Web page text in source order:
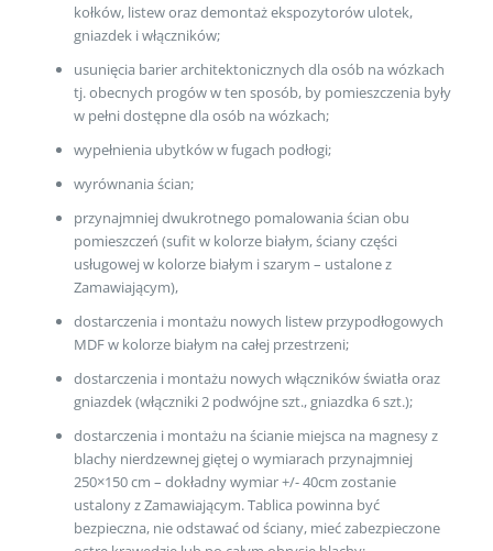
kołków, listew oraz demontaż ekspozytorów ulotek,
gniazdek i włączników;
usunięcia barier architektonicznych dla osób na wózkach
tj. obecnych progów w ten sposób, by pomieszczenia były
w pełni dostępne dla osób na wózkach;
wypełnienia ubytków w fugach podłogi;
wyrównania ścian;
przynajmniej dwukrotnego pomalowania ścian obu
pomieszczeń (sufit w kolorze białym, ściany części
usługowej w kolorze białym i szarym – ustalone z
Zamawiającym),
dostarczenia i montażu nowych listew przypodłogowych
MDF w kolorze białym na całej przestrzeni;
dostarczenia i montażu nowych włączników światła oraz
gniazdek (włączniki 2 podwójne szt., gniazdka 6 szt.);
dostarczenia i montażu na ścianie miejsca na magnesy z
blachy nierdzewnej giętej o wymiarach przynajmniej
250×150 cm – dokładny wymiar +/- 40cm zostanie
ustalony z Zamawiającym. Tablica powinna być
bezpieczna, nie odstawać od ściany, mieć zabezpieczone